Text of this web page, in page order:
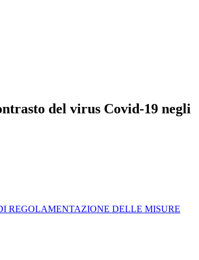
del virus Covid-19 negli
REGOLAMENTAZIONE DELLE MISURE